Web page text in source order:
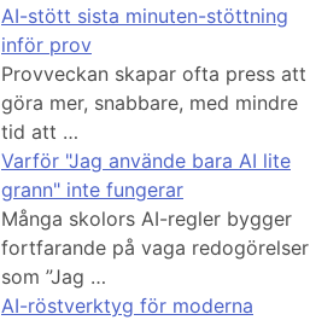
AI-stött sista minuten-stöttning
inför prov
Provveckan skapar ofta press att
göra mer, snabbare, med mindre
tid att …
Varför "Jag använde bara AI lite
grann" inte fungerar
Många skolors AI-regler bygger
fortfarande på vaga redogörelser
som ”Jag …
AI-röstverktyg för moderna